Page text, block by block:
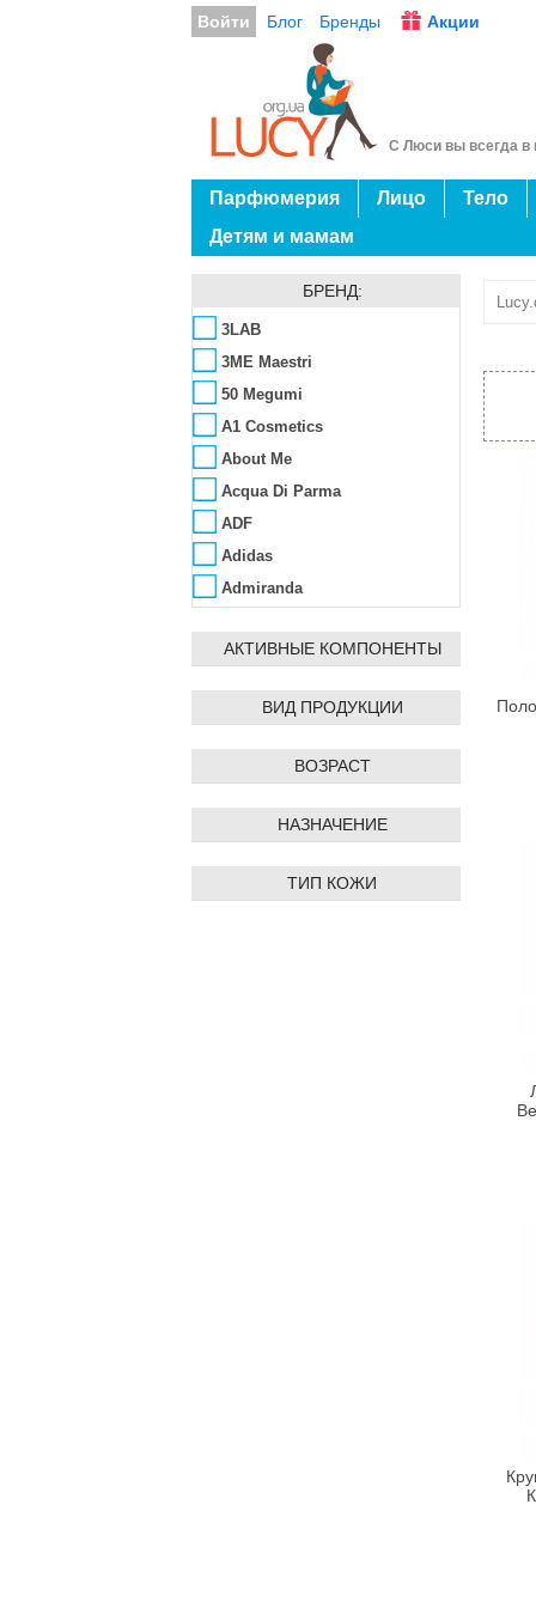
Войти Блог Бренды Акции
С Люси вы всегда в
Парфюмерия Лицо Тело
Детям и мамам
БРЕНД:
3LAB
3ME Maestri
50 Megumi
A1 Cosmetics
About Me
Acqua Di Parma
ADF
Adidas
Admiranda
Affinity Bay
Ahava
Alba Botanica
Alfred Dunhill
ALG&SPA
Algologie
АКТИВНЫЕ КОМПОНЕНТЫ
ВИД ПРОДУКЦИИ
ВОЗРАСТ
НАЗНАЧЕНИЕ
ТИП КОЖИ